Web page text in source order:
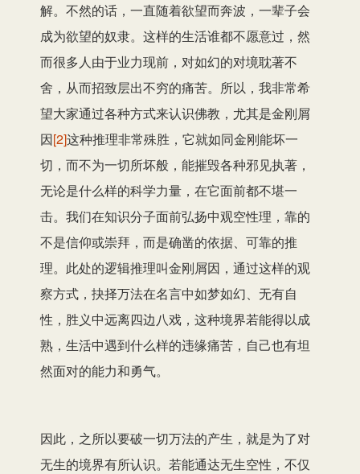
解。不然的话，一直随着欲望而奔波，一辈子会
成为欲望的奴隶。这样的生活谁都不愿意过，然
而很多人由于业力现前，对如幻的对境耽著不
舍，从而招致层出不穷的痛苦。所以，我非常希
望大家通过各种方式来认识佛教，尤其是金刚屑
因[2]这种推理非常殊胜，它就如同金刚能坏一
切，而不为一切所坏般，能摧毁各种邪见执著，
无论是什么样的科学力量，在它面前都不堪一
击。我们在知识分子面前弘扬中观空性理，靠的
不是信仰或崇拜，而是确凿的依据、可靠的推
理。此处的逻辑推理叫金刚屑因，通过这样的观
察方式，抉择万法在名言中如梦如幻、无有自
性，胜义中远离四边八戏，这种境界若能得以成
熟，生活中遇到什么样的违缘痛苦，自己也有坦
然面对的能力和勇气。
因此，之所以要破一切万法的产生，就是为了对
无生的境界有所认识。若能通达无生空性，不仅